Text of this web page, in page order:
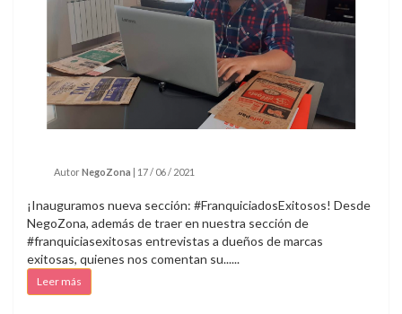
AutorNegoZona | 17 / 06 / 2021
¡Inauguramos nueva sección: #FranquiciadosExitosos! Desde
NegoZona, además de traer en nuestra sección de
#franquiciasexitosas entrevistas a dueños de marcas
exitosas, quienes nos comentan su......
Leer más